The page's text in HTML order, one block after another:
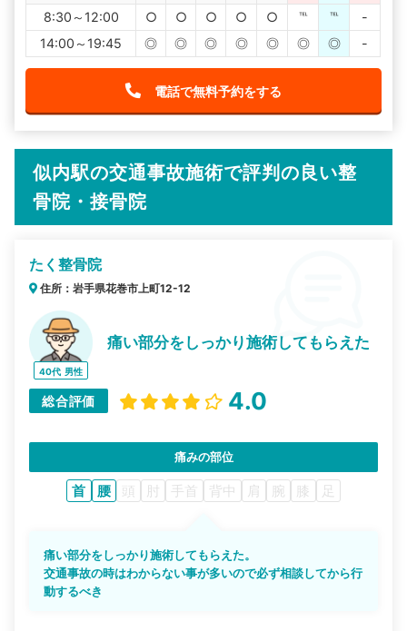
8:30～12:00
○ ○ ○ ○ ○ ℡ ℡
-
14:00～19:45
◎ ◎ ◎ ◎ ◎ ◎ ◎ -
電話で無料予約をする
似内駅の交通事故施術で評判の良い整
骨院・接骨院
たく整骨院
住所：岩手県花巻市上町12-12
40代 男性
痛い部分をしっかり施術してもらえた
総合評価 4.0
痛みの部位
首 腰 頭 肘 手首 背中 肩 腕 膝 足
痛い部分をしっかり施術してもらえた。
交通事故の時はわからない事が多いので必ず相談してから行
動するべき